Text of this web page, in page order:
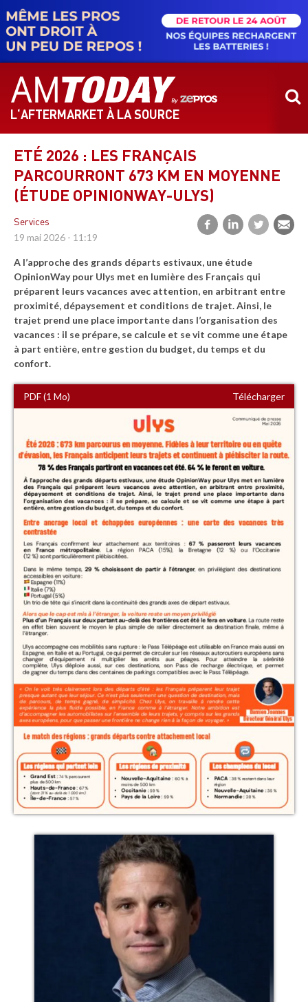
contenu
principal
L‘AFTERMARKET À LA SOURCE
ETÉ 2026 : LES FRANÇAIS
PARCOURRONT 673 KM EN MOYENNE
(ÉTUDE OPINIONWAY-ULYS)
Services
19 mai 2026 - 11:19
A l’approche des grands départs estivaux, une étude
OpinionWay pour Ulys met en lumière des Français qui
préparent leurs vacances avec attention, en arbitrant entre
proximité, dépaysement et conditions de trajet. Ainsi, le
trajet prend une place importante dans l’organisation des
vacances : il se prépare, se calcule et se vit comme une étape
à part entière, entre gestion du budget, du temps et du
confort.
PDF (1 Mo) Télécharger